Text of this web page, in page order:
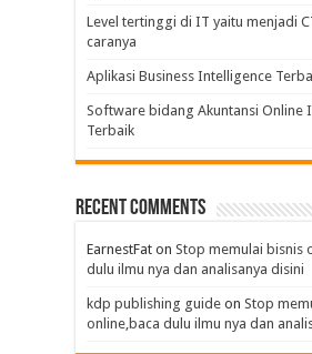
Level tertinggi di IT yaitu menjadi
caranya
Aplikasi Business Intelligence
Software bidang Akuntansi Online
Terbaik
Recent Comments
EarnestFaton Stop memulai bisnis
dulu ilmu nya dan analisanya disini
kdp publishing guideon Stop
online,baca dulu ilmu nya dan